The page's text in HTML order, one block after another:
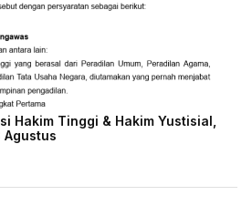
Hakim Tinggi & Hakim Yustisial,
Agustus